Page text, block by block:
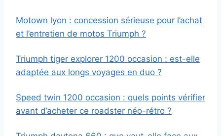
Motown lyon : concession sérieuse pour l’achat
et l’entretien de motos Triumph ?
Triumph tiger explorer 1200 occasion : est-elle
adaptée aux longs voyages en duo ?
Speed twin 1200 occasion : quels points vérifier
avant d’acheter ce roadster néo-rétro ?